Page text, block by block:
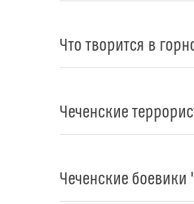
Что творится в
Чеченские
Чеченские